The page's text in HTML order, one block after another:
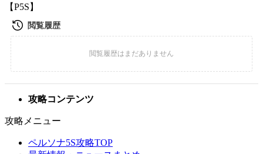
【P5S】
攻略コンテンツ
攻略メニュー
ペルソナ5S攻略TOP